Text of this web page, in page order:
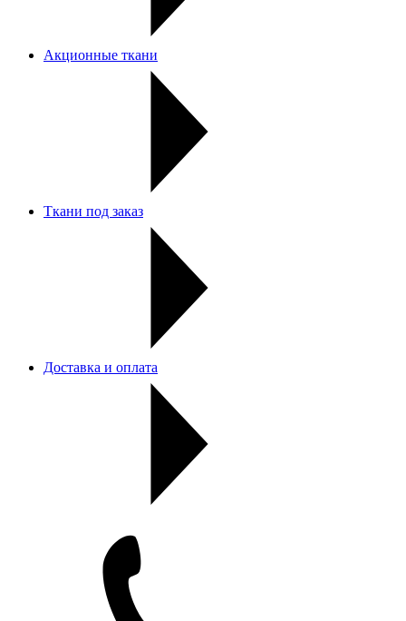
Акционные ткани
Ткани под заказ
Доставка и оплата